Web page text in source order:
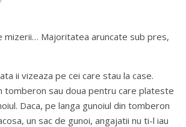
mizerii… Majoritatea aruncate sub pres,
ii vizeaza pe cei care stau la case.
tomberon sau doua pentru care plateste
Daca, pe langa gunoiul din tomberon
un sac de gunoi, angajatii nu ti-l iau